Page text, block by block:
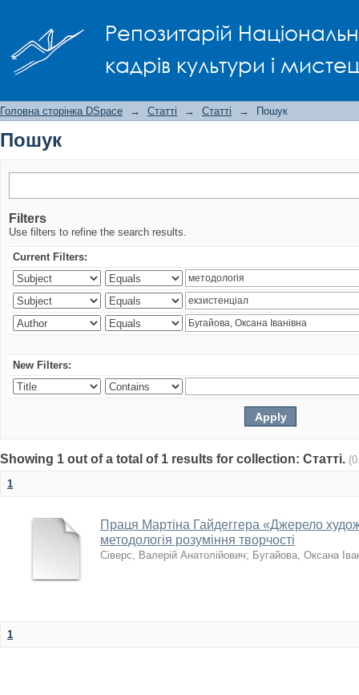
Репозитарій
кадрів культури і
Головна сторінка DSpace → Статті → Статті → Пошук
Пошук
Filters
Use filters to refine the search results.
Current Filters:
New Filters:
Showing 1 out of a total of 1 results for collection: Статті.
1
Праця Мартіна Гайдеггера «Джерело
методологія розуміння творчості
Сіверс, Валерій Анатолійович; Бугайова, Оксана
1